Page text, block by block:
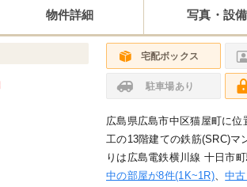
物件詳細 写真・設備
宅配ボックス
駐車場あり
広島県広島市中区猫屋町に
工の13階建ての鉄筋(SRC)マ
りは広島電鉄横川線 十日市
中の部屋が8件(1K~1R)、中